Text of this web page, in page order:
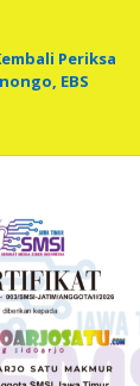
Periksa
EBS